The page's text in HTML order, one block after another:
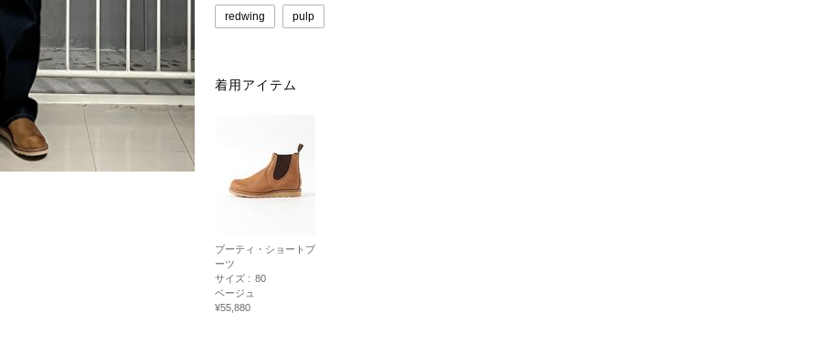
redwing pulp
着用アイテム
ブーティ・ショートブ
ーツ
サイズ : 80
ベージュ
¥55,880